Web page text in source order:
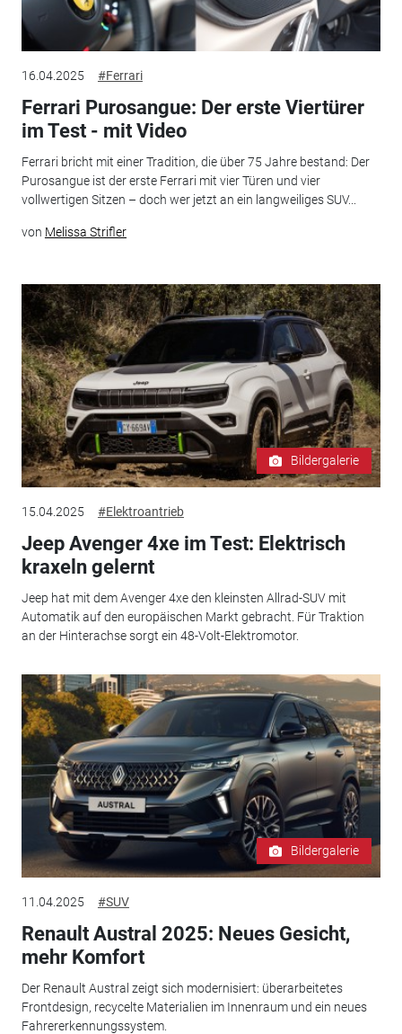
16.04.2025 #Ferrari
Ferrari Purosangue: Der erste Viertürer
im Test - mit Video
Ferrari bricht mit einer Tradition, die über 75 Jahre bestand: Der
Purosangue ist der erste Ferrari mit vier Türen und vier
vollwertigen Sitzen – doch wer jetzt an ein langweiliges SUV...
von Melissa Strifler
Bildergalerie
15.04.2025 #Elektroantrieb
Jeep Avenger 4xe im Test: Elektrisch
kraxeln gelernt
Jeep hat mit dem Avenger 4xe den kleinsten Allrad-SUV mit
Automatik auf den europäischen Markt gebracht. Für Traktion
an der Hinterachse sorgt ein 48-Volt-Elektromotor.
Bildergalerie
11.04.2025 #SUV
Renault Austral 2025: Neues Gesicht,
mehr Komfort
Der Renault Austral zeigt sich modernisiert: überarbeitetes
Frontdesign, recycelte Materialien im Innenraum und ein neues
Fahrererkennungssystem.